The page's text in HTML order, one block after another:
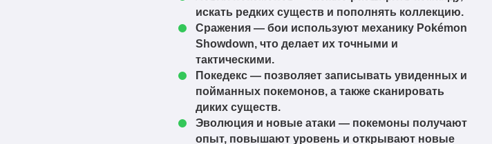
Cobblemon-fabric-
1.5.0+1.20.1.jar
1.20.1 Скачать
Cobblemon-forge-
1.5.0+1.20.1.jar
1.20.1 Скачать
Cobblemon-fabric-
1.4.1+1.20.1.jar
искать редких существ и пополнять коллекцию.
Сражения — бои используют механику Pokémon
Showdown, что делает их точными и
тактическими.
Покедекс — позволяет записывать увиденных и
пойманных покемонов, а также сканировать
диких существ.
Эволюция и новые атаки — покемоны получают
опыт, повышают уровень и открывают новые